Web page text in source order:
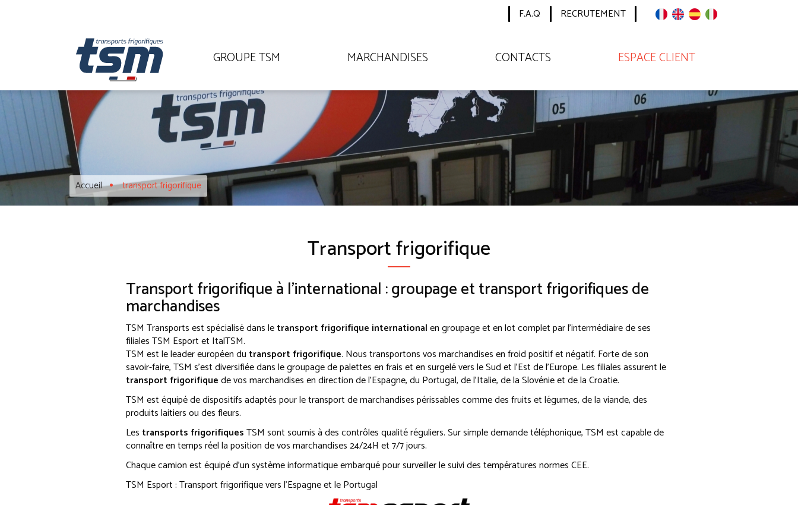
F.A.Q RECRUTEMENT
GROUPE TSM MARCHANDISES CONTACTS ESPACE CLIENT
Accueil transport frigorifique
Transport frigorifique
Transport frigorifique à l'international : groupage et transport frigorifiques de
marchandises
TSM Transports est spécialisé dans letransport frigorifique internationalen groupage et en lot complet par l'intermédiaire de ses
filiales TSM Esport et ItalTSM.
TSM est le leader européen du transport frigorifique. Nous transportons vos marchandises en froid positif et négatif. Forte de son
savoir-faire, TSM s'est diversifiée dans le groupage de palettes en frais et en surgelé vers le Sud et l'Est de l'Europe. Les filiales assurent le
transport frigorifiquede vos marchandises en direction de l'Espagne, du Portugal, de l'Italie, de la Slovénie et de la Croatie.
TSM est équipé de dispositifs adaptés pour le transport de marchandises périssables comme des fruits et légumes, de la viande, des
produits laitiers ou des fleurs.
Les transports frigorifiquesTSM sont soumis à des contrôles qualité réguliers. Sur simple demande téléphonique, TSM est capable de
connaître en temps réel la position de vos marchandises 24/24H et 7/7 jours.
Chaque camion est équipé d'un système informatique embarqué pour surveiller le suivi des températures normes CEE.
TSM Esport : Transport frigorifique vers l'Espagne et le Portugal